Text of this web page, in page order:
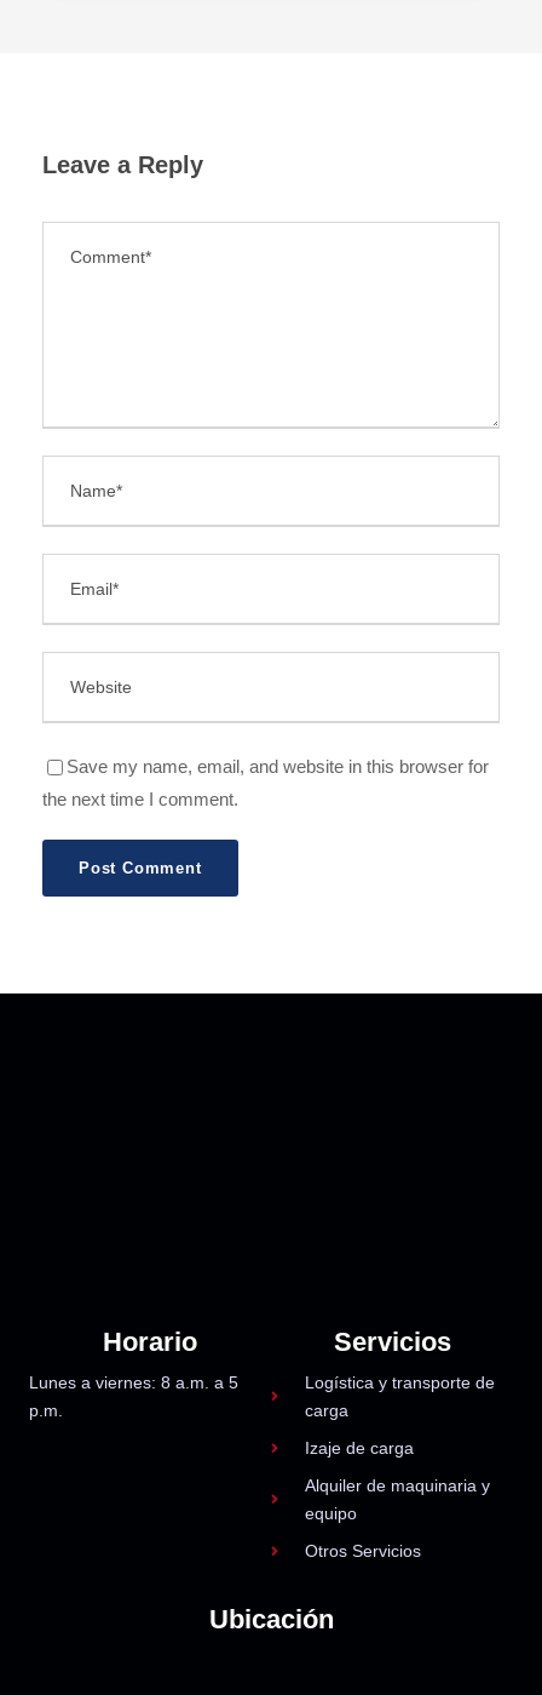
Leave a Reply
Save my name, email, and website in this browser for
the next time I comment.
Horario
Lunes a viernes: 8 a.m. a 5
p.m.
Servicios
Logística y transporte de
carga
Izaje de carga
Alquiler de maquinaria y
equipo
Otros Servicios
Ubicación